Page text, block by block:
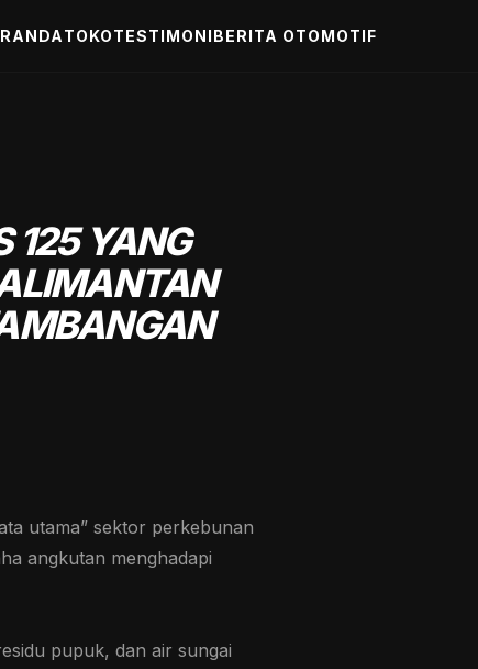
TOKOTESTIMONIBERITA OTOMOTIF
125 YANG
utama” sektor perkebunan
angkutan menghadapi
pupuk, dan air sungai